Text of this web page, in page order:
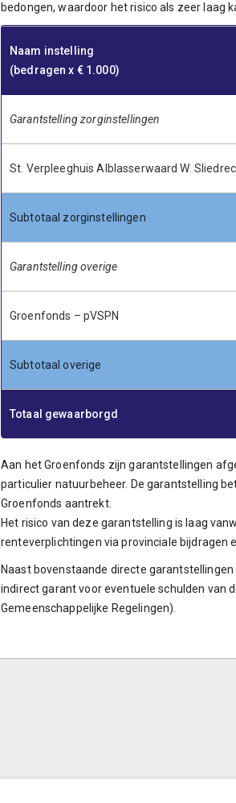
bedongen, waardoor het risico als zeer laag
Naam instelling
(bedragen x € 1.000)
Garantstelling zorginstellingen
St. Verpleeghuis Alblasserwaard W.
Subtotaal zorginstellingen
Garantstelling overige
Groenfonds – pVSPN
Subtotaal overige
Totaal gewaarborgd
Aan het Groenfonds zijn garantstellingen
particulier natuurbeheer. De garantstelling
Groenfonds aantrekt.
Het risico van deze garantstelling is laag
renteverplichtingen via provinciale bijdragen
Naast bovenstaande directe
indirect garant voor eventuele schulden van
Gemeenschappelijke Regelingen).